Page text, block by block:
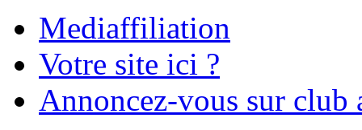
Mediaffiliation
Votre site ici ?
Annoncez-vous sur